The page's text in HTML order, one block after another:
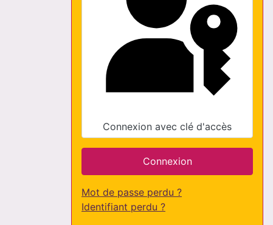
Connexion avec clé d'accès
Connexion
Mot de passe perdu ?
Identifiant perdu ?